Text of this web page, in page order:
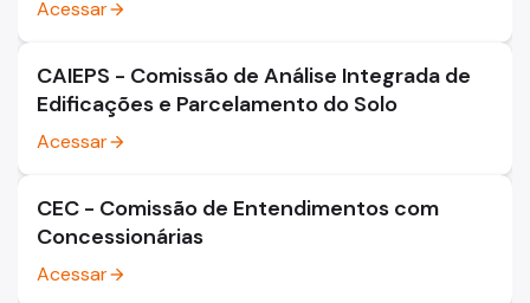
Acessararrow_forward
CAIEPS - Comissão de Análise Integrada de
Edificações e Parcelamento do Solo
Acessararrow_forward
CEC - Comissão de Entendimentos com
Concessionárias
Acessararrow_forward